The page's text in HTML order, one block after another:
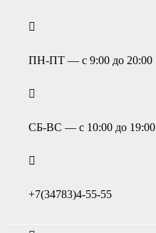
ПН-ПТ — с 9:00 до 20:00
СБ-ВС — с 10:00 до 19:00
+7(34783)4-55-55